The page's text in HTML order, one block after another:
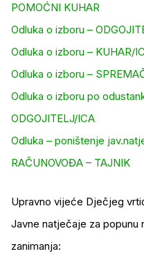
POMOĆNI KUHAR
Odluka o izboru –
Odluka o izboru – KUHAR/
Odluka o izboru –
Odluka o izboru po
ODGOJITELJ/ICA
Odluka – poništenje
RAČUNOVOĐA – TAJNIK
Upravno vijeće Dječjeg
Javne natječaje za popunu
zanimanja: